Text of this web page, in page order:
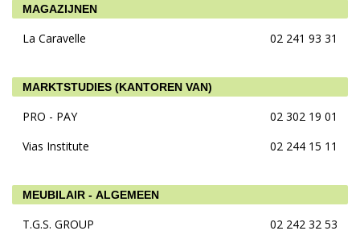
MAGAZIJNEN
La Caravelle 02 241 93 31
MARKTSTUDIES (KANTOREN VAN)
PRO - PAY
02 302 19 01
Vias Institute
02 244 15 11
MEUBILAIR - ALGEMEEN
T.G.S. GROUP 02 242 32 53